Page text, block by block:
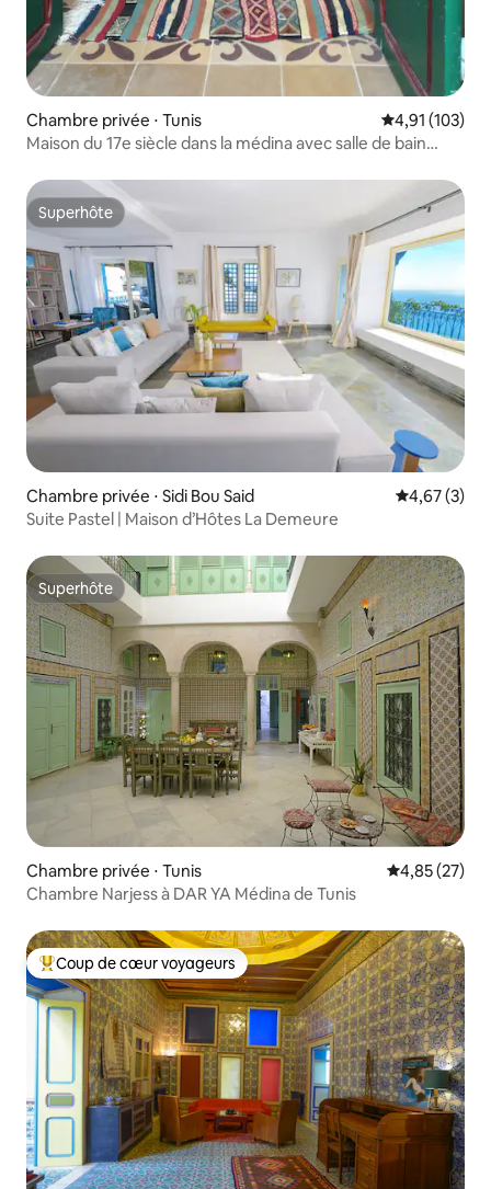
Chambre privée ⋅ Tunis Évaluation
4,91 (103)
Maison du 17e siècle dans la médina avec salle de bain
Superhôte
Superhôte
Chambre privée ⋅ Sidi Bou Said Évaluation
4,67 (3)
Suite Pastel | Maison d’Hôtes La Demeure
Superhôte
Superhôte
Chambre privée ⋅ Tunis Évaluation
4,85 (27)
Chambre Narjess à DAR YA Médina de Tunis
Coups de cœur voyageurs les plus appréciés
Coup de cœur voyageurs